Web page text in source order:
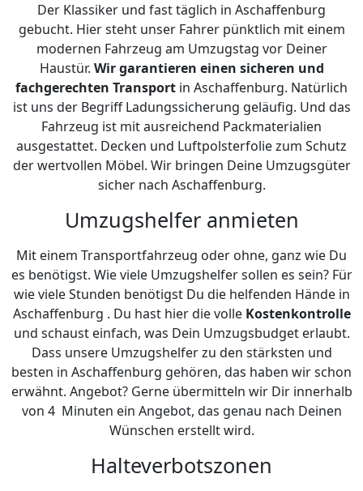
Der Klassiker und fast täglich in Aschaffenburg
gebucht. Hier steht unser Fahrer pünktlich mit einem
modernen Fahrzeug am Umzugstag vor Deiner
Haustür. Wir garantieren einen sicheren und
fachgerechten Transport in Aschaffenburg. Natürlich
ist uns der Begriff Ladungssicherung geläufig. Und das
Fahrzeug ist mit ausreichend Packmaterialien
ausgestattet. Decken und Luftpolsterfolie zum Schutz
der wertvollen Möbel. Wir bringen Deine Umzugsgüter
sicher nach Aschaffenburg.
Umzugshelfer anmieten
Mit einem Transportfahrzeug oder ohne, ganz wie Du
es benötigst. Wie viele Umzugshelfer sollen es sein? Für
wie viele Stunden benötigst Du die helfenden Hände in
Aschaffenburg . Du hast hier die volle Kostenkontrolle
und schaust einfach, was Dein Umzugsbudget erlaubt.
Dass unsere Umzugshelfer zu den stärksten und
besten in Aschaffenburg gehören, das haben wir schon
erwähnt. Angebot? Gerne übermitteln wir Dir innerhalb
von 4 Minuten ein Angebot, das genau nach Deinen
Wünschen erstellt wird.
Halteverbotszonen